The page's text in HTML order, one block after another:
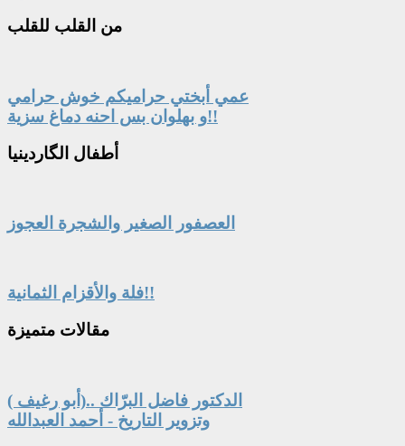
من القلب للقلب
عمي أبختي حراميكم خوش حرامي
و بهلوان بس احنه دماغ سزية!!
أطفال الگاردينيا
العصفور الصغير والشجرة العجوز
فلة والأقزام الثمانية!!
مقالات متميزة
الدكتور فاضل البرّاك ..(أبو رغيف )
وتزوير التاريخ - أحمد العبدالله